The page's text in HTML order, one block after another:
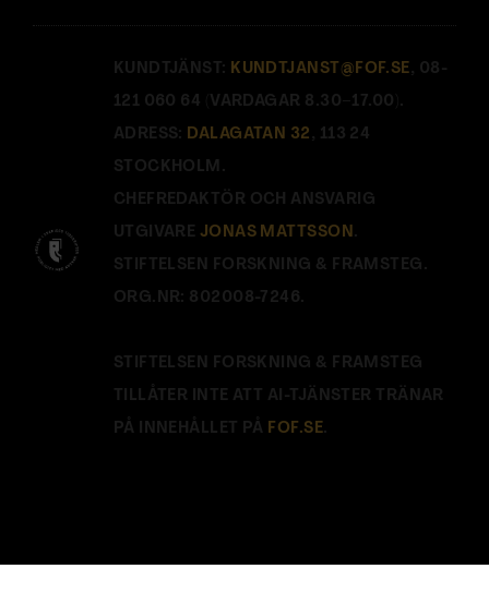
KUNDTJÄNST: KUNDTJANST@FOF.SE , 08-
121 060 64 (VARDAGAR 8.30–17.00).
ADRESS: DALAGATAN 32 , 113 24
STOCKHOLM.
CHEFREDAKTÖR OCH ANSVARIG
UTGIVARE JONAS MATTSSON.
STIFTELSEN FORSKNING & FRAMSTEG.
ORG.NR: 802008-7246.
STIFTELSEN FORSKNING & FRAMSTEG
TILLÅTER INTE ATT AI-TJÄNSTER TRÄNAR
PÅ INNEHÅLLET PÅ FOF.SE.